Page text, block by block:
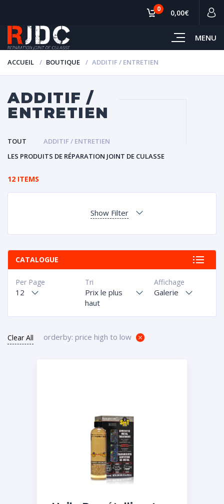
MENU
0 0,00€
ACCUEIL BOUTIQUE ADDITIF / ENTRETIEN
ADDITIF /
ENTRETIEN
TOUT
ADDITIF / ENTRETIEN
LES PRODUITS DE RÉPARATION JOINT DE CULASSE
12 ITEMS
Show Filter
CATALOGUE
Affichage
Galerie
Tri
Prix le plus
haut
Per Page
12
Clear All orderby: price high to low